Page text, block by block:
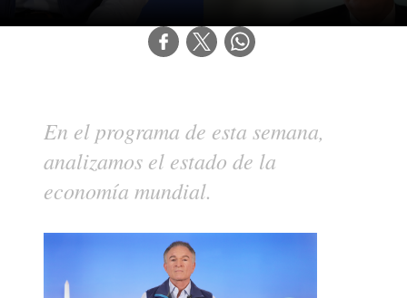
En el programa de esta semana,
analizamos el estado de la
economía mundial.